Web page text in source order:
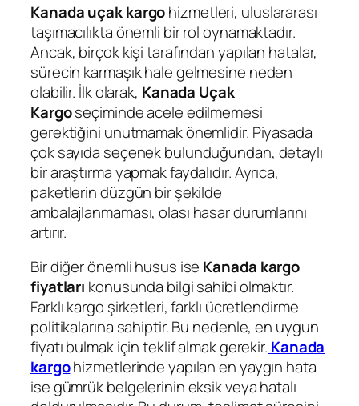
Kanada uçak kargohizmetleri, uluslararası
taşımacılıkta önemli bir rol oynamaktadır.
Ancak, birçok kişi tarafından yapılan hatalar,
sürecin karmaşık hale gelmesine neden
olabilir. İlk olarak, Kanada Uçak
Kargoseçiminde acele edilmemesi
gerektiğini unutmamak önemlidir. Piyasada
çok sayıda seçenek bulunduğundan, detaylı
bir araştırma yapmak faydalıdır. Ayrıca,
paketlerin düzgün bir şekilde
ambalajlanmaması, olası hasar durumlarını
artırır.
Bir diğer önemli husus ise Kanada kargo
fiyatları konusunda bilgi sahibi olmaktır.
Farklı kargo şirketleri, farklı ücretlendirme
politikalarına sahiptir. Bu nedenle, en uygun
fiyatı bulmak için teklif almak gerekir. Kanada
kargohizmetlerinde yapılan en yaygın hata
ise gümrük belgelerinin eksik veya hatalı